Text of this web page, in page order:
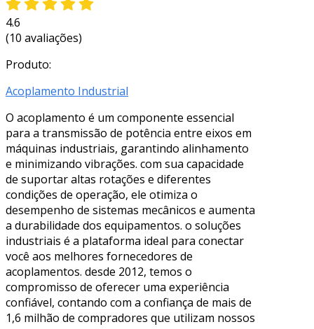
4.6
(10 avaliações)
Produto:
Acoplamento Industrial
O acoplamento é um componente essencial
para a transmissão de potência entre eixos em
máquinas industriais, garantindo alinhamento
e minimizando vibrações. com sua capacidade
de suportar altas rotações e diferentes
condições de operação, ele otimiza o
desempenho de sistemas mecânicos e aumenta
a durabilidade dos equipamentos. o soluções
industriais é a plataforma ideal para conectar
você aos melhores fornecedores de
acoplamentos. desde 2012, temos o
compromisso de oferecer uma experiência
confiável, contando com a confiança de mais de
1,6 milhão de compradores que utilizam nossos